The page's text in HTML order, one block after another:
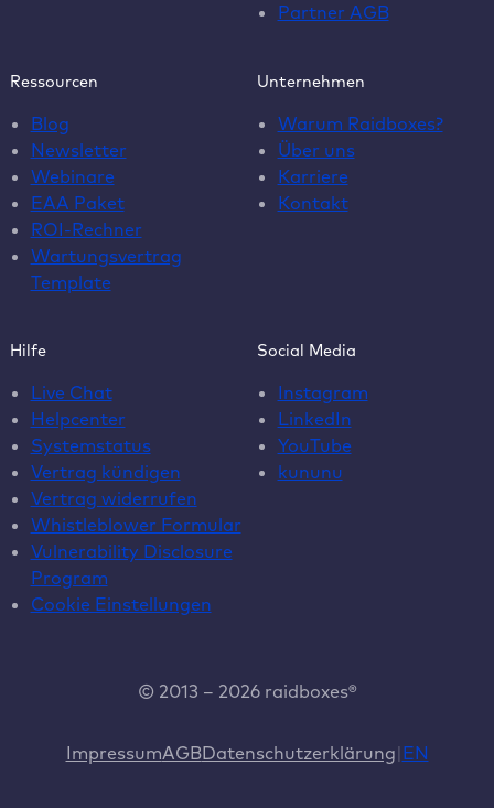
Partner AGB
Ressourcen
Blog
Newsletter
Webinare
EAA Paket
ROI-Rechner
Wartungsvertrag
Template
Unternehmen
Warum Raidboxes?
Über uns
Karriere
Kontakt
Hilfe
Live Chat
Helpcenter
Systemstatus
Vertrag kündigen
Vertrag widerrufen
Whistleblower Formular
Vulnerability Disclosure
Program
Cookie Einstellungen
Social Media
Instagram
LinkedIn
YouTube
kununu
© 2013 – 2026 raidboxes®
ImpressumAGBDatenschutzerklärung EN